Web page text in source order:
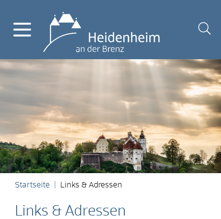
Startseite Links & Adressen
Links & Adressen